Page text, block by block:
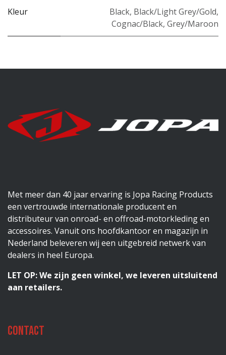
Kleur Black, Black/Light Grey/Gold,
Cognac/Black, Grey/Maroon
Met meer dan 40 jaar ervaring is Jopa Racing Products
een vertrouwde internationale producent en
distributeur van onroad- en offroad-motorkleding en
accessoires. Vanuit ons hoofdkantoor en magazijn in
Nederland beleveren wij een uitgebreid netwerk van
dealers in heel Europa.
LET OP: We zijn geen winkel, we leveren uitsluitend
aan retailers.
Contact